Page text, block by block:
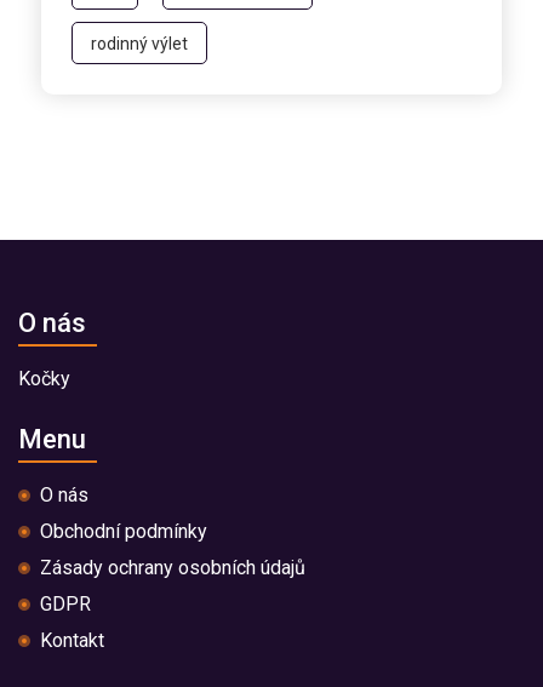
rodinný výlet
O nás
Kočky
Menu
O nás
Obchodní podmínky
Zásady ochrany osobních údajů
GDPR
Kontakt